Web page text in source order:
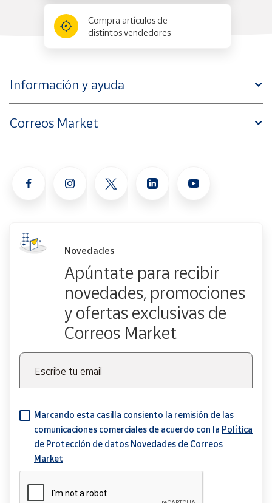
Compra artículos de
distintos vendedores
Información y ayuda
Correos Market
Novedades
Apúntate para recibir
novedades, promociones
y ofertas exclusivas de
Correos Market
Escribe tu email
Marcando esta casilla consiento la remisión de las
comunicaciones comerciales de acuerdo con la Política
de Protección de datos Novedades de Correos
Market